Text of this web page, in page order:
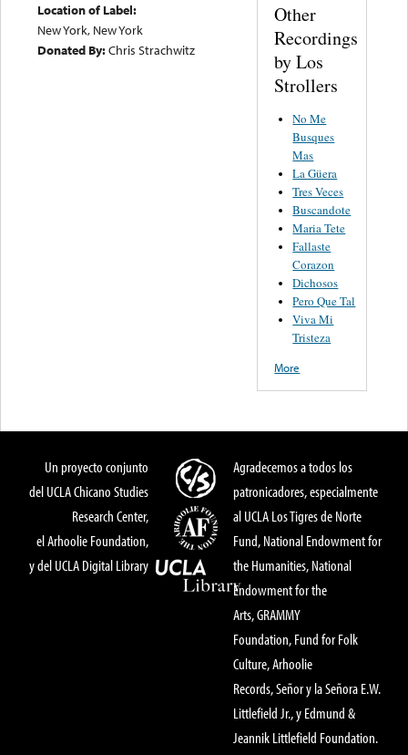
Location of Label:
New York, New York
Donated By:Chris Strachwitz
Other
Recordings
by Los
Strollers
No Me
Busques
Mas
La Güera
Tres Veces
Buscandote
Maria Tete
Fallaste
Corazon
Dichosos
Pero Que Tal
Viva Mi
Tristeza
More
Un proyecto conjunto
del UCLA Chicano Studies
Research Center,
el Arhoolie Foundation,
y del UCLA Digital Library
Agradecemos a todos los
patronicadores, especialmente
al UCLA Los Tigres de Norte
Fund, National Endowment for
the Humanities, National
Endowment for the
Arts, GRAMMY
Foundation, Fund for Folk
Culture, Arhoolie
Records, Señor y la Señora E.W.
Littlefield Jr., y Edmund &
Jeannik Littlefield Foundation.